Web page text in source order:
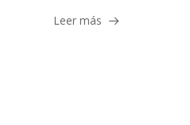
Leer más